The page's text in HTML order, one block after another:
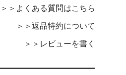
よくある質問はこちら
返品特約について
レビューを書く